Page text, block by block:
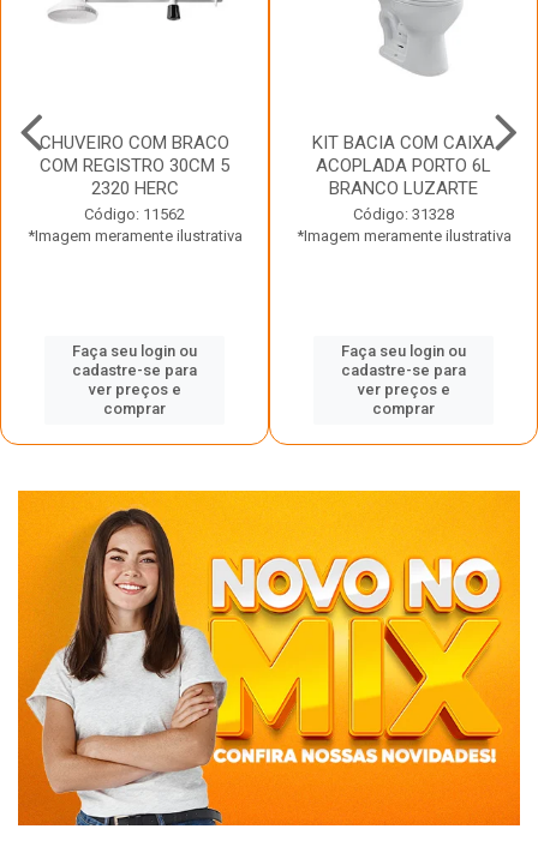
CHUVEIRO COM BRACO
COM REGISTRO 30CM 5
2320 HERC
Código: 11562
*Imagem meramente ilustrativa
Faça seu login ou
cadastre-se para
ver preços e
comprar
KIT BACIA COM CAIXA
ACOPLADA PORTO 6L
BRANCO LUZARTE
Código: 31328
*Imagem meramente ilustrativa
Faça seu login ou
cadastre-se para
ver preços e
comprar